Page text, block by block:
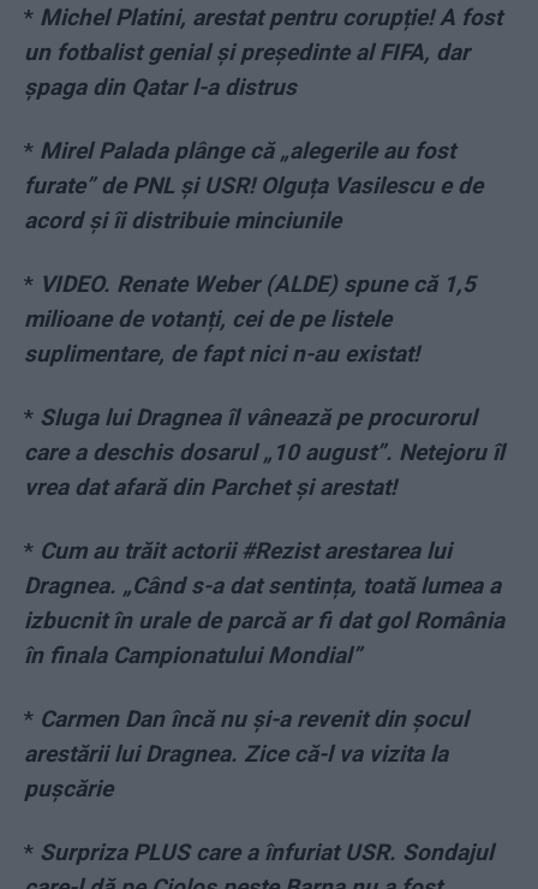
* Michel Platini, arestat pentru corupție! A fost
un fotbalist genial și președinte al FIFA, dar
șpaga din Qatar l-a distrus
* Mirel Palada plânge că „alegerile au fost
furate” de PNL și USR! Olguța Vasilescu e de
acord și îi distribuie minciunile
* VIDEO. Renate Weber (ALDE) spune că 1,5
milioane de votanți, cei de pe listele
suplimentare, de fapt nici n-au existat!
* Sluga lui Dragnea îl vânează pe procurorul
care a deschis dosarul „10 august”. Netejoru îl
vrea dat afară din Parchet și arestat!
* Cum au trăit actorii #Rezist arestarea lui
Dragnea. „Când s-a dat sentința, toată lumea a
izbucnit în urale de parcă ar fi dat gol România
în finala Campionatului Mondial”
* Carmen Dan încă nu și-a revenit din șocul
arestării lui Dragnea. Zice că-l va vizita la
pușcărie
* Surpriza PLUS care a înfuriat USR. Sondajul